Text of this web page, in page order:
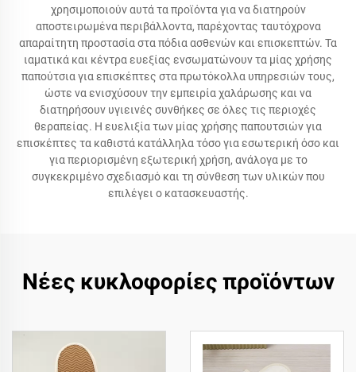
χρησιμοποιούν αυτά τα προϊόντα για να διατηρούν
αποστειρωμένα περιβάλλοντα, παρέχοντας ταυτόχρονα
απαραίτητη προστασία στα πόδια ασθενών και επισκεπτών. Τα
ιαματικά και κέντρα ευεξίας ενσωματώνουν τα μίας χρήσης
παπούτσια για επισκέπτες στα πρωτόκολλα υπηρεσιών τους,
ώστε να ενισχύσουν την εμπειρία χαλάρωσης και να
διατηρήσουν υγιεινές συνθήκες σε όλες τις περιοχές
θεραπείας. Η ευελιξία των μίας χρήσης παπουτσιών για
επισκέπτες τα καθιστά κατάλληλα τόσο για εσωτερική όσο και
για περιορισμένη εξωτερική χρήση, ανάλογα με το
συγκεκριμένο σχεδιασμό και τη σύνθεση των υλικών που
επιλέγει ο κατασκευαστής.
Νέες κυκλοφορίες προϊόντων